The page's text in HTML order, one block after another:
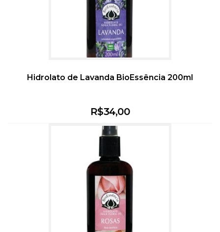
Hidrolato de Lavanda BioEssência 200ml
R$34,00